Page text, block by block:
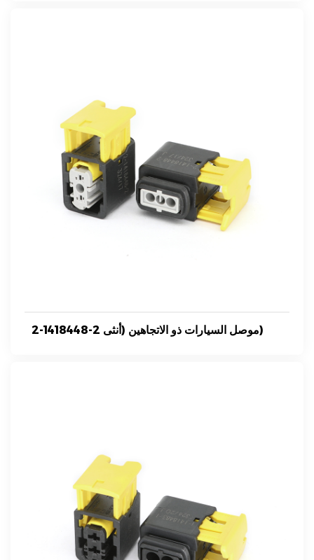
2-1418448-2 موصل السيارات ذو الاتجاهين (أنثى)